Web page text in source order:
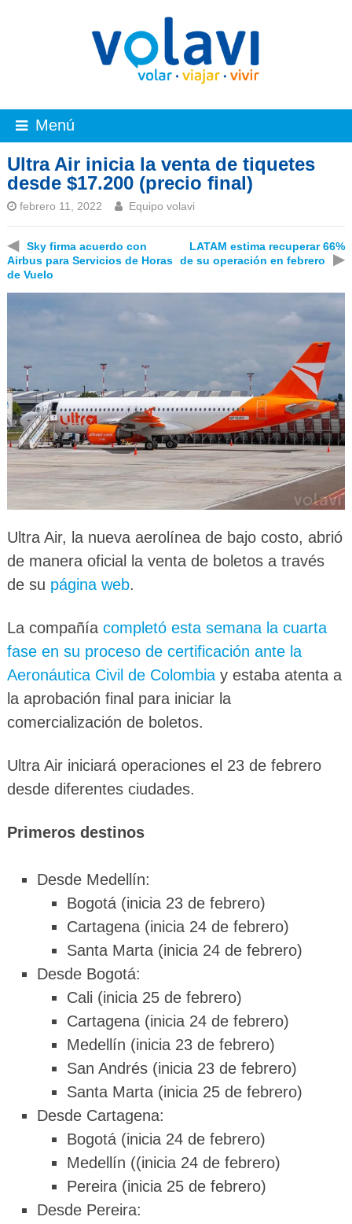
Menú
Ultra Air inicia la venta de tiquetes
desde $17.200 (precio final)
febrero 11, 2022 Equipo volavi
◀
Sky firma acuerdo con
Airbus para Servicios de Horas
de Vuelo
LATAM estima recuperar 66%
de su operación en febrero
▶
Ultra Air, la nueva aerolínea de bajo costo, abrió
de manera oficial la venta de boletos a través
de su página web.
La compañía completó esta semana la cuarta
fase en su proceso de certificación ante la
Aeronáutica Civil de Colombiay estaba atenta a
la aprobación final para iniciar la
comercialización de boletos.
Ultra Air iniciará operaciones el 23 de febrero
desde diferentes ciudades.
Primeros destinos
Desde Medellín:
Bogotá (inicia 23 de febrero)
Cartagena (inicia 24 de febrero)
Santa Marta (inicia 24 de febrero)
Desde Bogotá:
Cali (inicia 25 de febrero)
Cartagena (inicia 24 de febrero)
Medellín (inicia 23 de febrero)
San Andrés (inicia 23 de febrero)
Santa Marta (inicia 25 de febrero)
Desde Cartagena:
Bogotá (inicia 24 de febrero)
Medellín ((inicia 24 de febrero)
Pereira (inicia 25 de febrero)
Desde Pereira: